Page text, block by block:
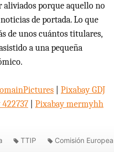
porque aquello no
de portada. Lo que
de unos cuántos titulares,
a una pequeña
Pixabay GDJ
Pixabay mermyhh
TTIP Comisión Europea